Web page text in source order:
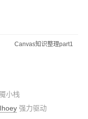
Canvas知识整理part1
小栈
Ihoey强力驱动